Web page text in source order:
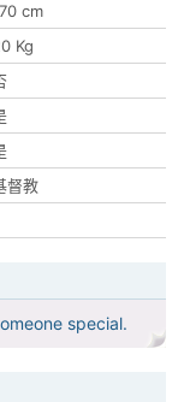
cm
Kg
督教
special.